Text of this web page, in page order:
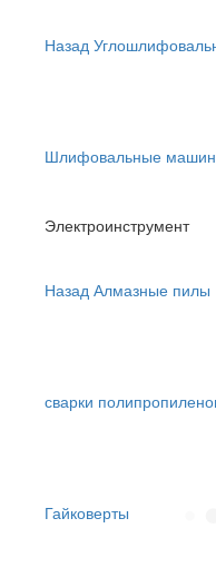
Назад
Шлифовальные
Электроинструмент
Назад Алмазные пилы
сварки
Гайковерты